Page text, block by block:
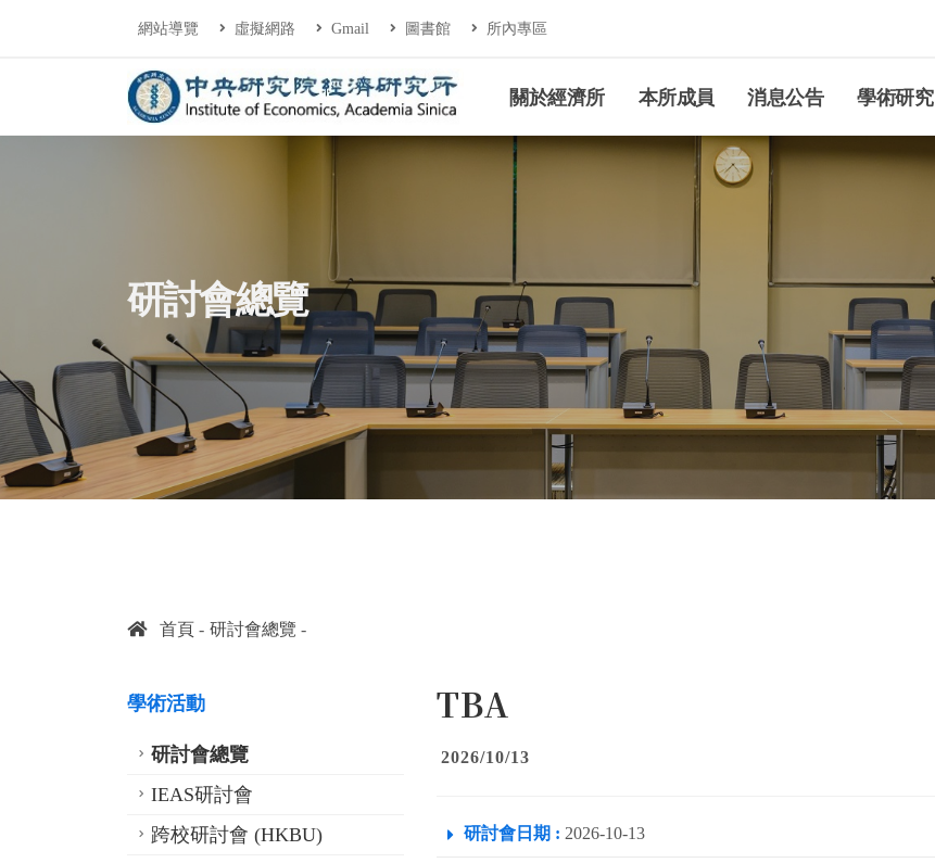
連往主要內容區塊
網站導覽 虛擬網路 Gmail 圖書館 所內專區
中央研究院經濟研究所關於經濟所 本所成員 消息公告 學術研究
研討會總覽
首頁 研討會總覽
學術活動
研討會總覽
IEAS研討會
跨校研討會 (HKBU)
TBA
2026/10/13
研討會日期 : 2026-10-13